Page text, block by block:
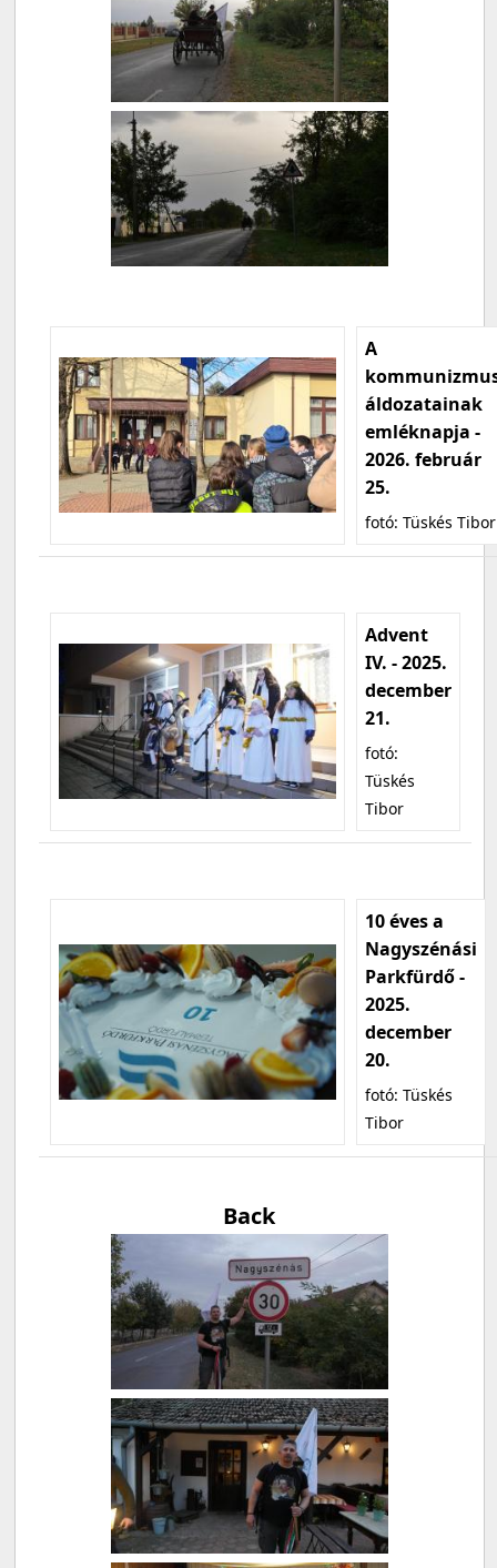
A
áldozatainak
emléknapja -
2026. február
25.
fotó: Tüskés Tibor
Advent
IV. - 2025.
december
21.
fotó:
Tüskés
Tibor
10 éves a
Nagyszénási
Parkfürdő -
2025.
december
20.
fotó: Tüskés
Tibor
Back